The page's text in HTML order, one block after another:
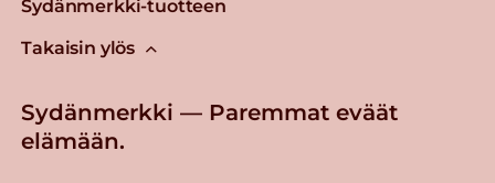
Sydänmerkki-tuotteen
Takaisin ylös
Sydänmerkki — Paremmat eväät
elämään.